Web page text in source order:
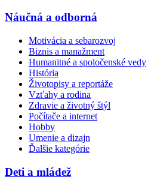
Náučná a odborná
Motivácia a sebarozvoj
Biznis a manažment
Humanitné a spoločenské vedy
História
Životopisy a reportáže
Vzťahy a rodina
Zdravie a životný štýl
Počítače a internet
Hobby
Umenie a dizajn
Ďalšie kategórie
Deti a mládež